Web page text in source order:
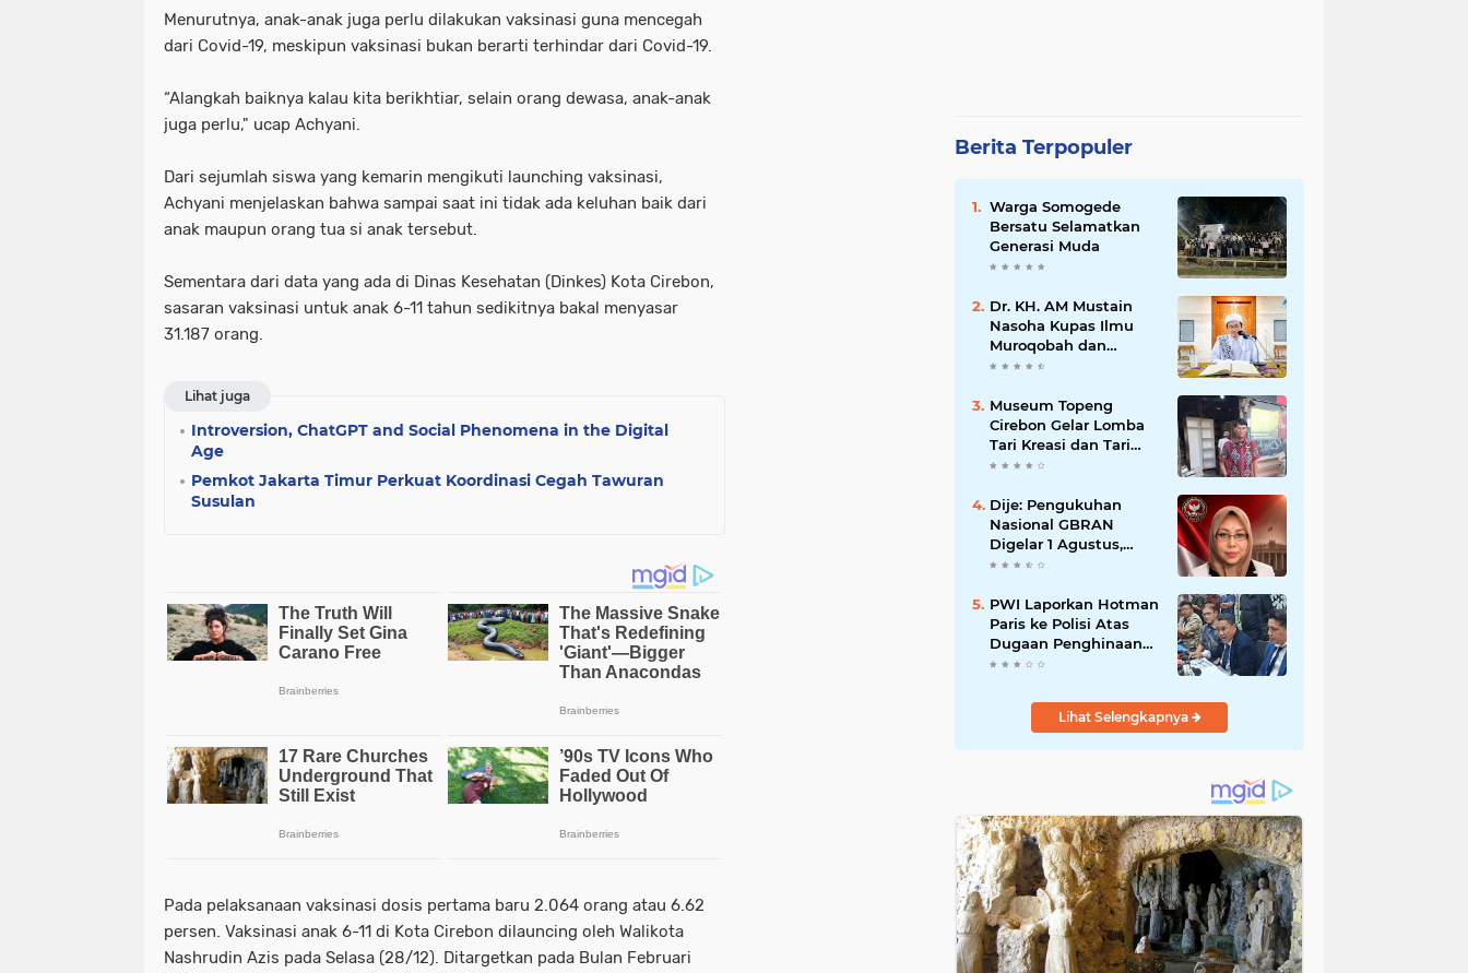
Menurutnya, anak-anak juga perlu dilakukan vaksinasi guna mencegah
dari Covid-19, meskipun vaksinasi bukan berarti terhindar dari Covid-19.
“Alangkah baiknya kalau kita berikhtiar, selain orang dewasa, anak-anak
juga perlu," ucap Achyani.
Dari sejumlah siswa yang kemarin mengikuti launching vaksinasi,
Achyani menjelaskan bahwa sampai saat ini tidak ada keluhan baik dari
anak maupun orang tua si anak tersebut.
Sementara dari data yang ada di Dinas Kesehatan (Dinkes) Kota Cirebon,
sasaran vaksinasi untuk anak 6-11 tahun sedikitnya bakal menyasar
31.187 orang.
Lihat juga
Introversion, ChatGPT and Social Phenomena in the Digital
Age
Pemkot Jakarta Timur Perkuat Koordinasi Cegah Tawuran
Susulan
Pada pelaksanaan vaksinasi dosis pertama baru 2.064 orang atau 6.62
persen. Vaksinasi anak 6-11 di Kota Cirebon dilauncing oleh Walikota
Nashrudin Azis pada Selasa (28/12). Ditargetkan pada Bulan Februari
Berita Terpopuler
Warga Somogede
Bersatu Selamatkan
Generasi Muda
Dr. KH. AM Mustain
Nasoha Kupas Ilmu
Muroqobah dan
Ma'rifatullah dalam
Ulumuddin
Museum Topeng
Cirebon Gelar Lomba
Tari Kreasi dan Tari
Topeng, Perebutkan
Dije: Pengukuhan
Nasional GBRAN
Digelar 1 Agustus,
Diikuti 38 DPD dan
PWI Laporkan Hotman
Paris ke Polisi Atas
Dugaan Penghinaan
Profesi Wartawan
Lihat Selengkapnya